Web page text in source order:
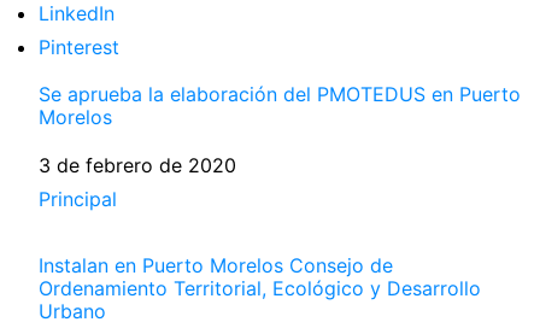
LinkedIn
Pinterest
Se aprueba la elaboración del PMOTEDUS en Puerto
Morelos
Fecha
3 de febrero de 2020
Respecto a
Principal
Instalan en Puerto Morelos Consejo de
Ordenamiento Territorial, Ecológico y Desarrollo
Urbano